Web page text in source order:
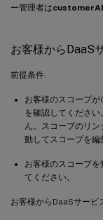
ー管理者は
お客様からDaaS
前提条件:
お客様のスコープ
を確認してくださ
ん。スコープのリン
動してスコープを編
お客様のスコープを
てください。
お客様からDaaSサービ